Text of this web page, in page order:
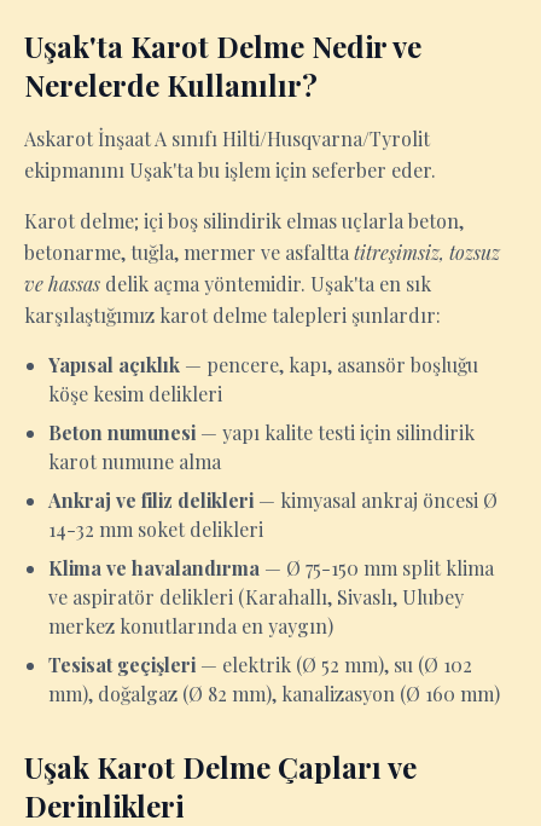
Uşak'ta Karot Delme Nedir ve
Nerelerde Kullanılır?
Askarot İnşaat A sınıfı Hilti/Husqvarna/Tyrolit
ekipmanını Uşak'ta bu işlem için seferber eder.
Karot delme; içi boş silindirik elmas uçlarla beton,
betonarme, tuğla, mermer ve asfaltta titreşimsiz, tozsuz
ve hassas delik açma yöntemidir. Uşak'ta en sık
karşılaştığımız karot delme talepleri şunlardır:
Yapısal açıklık — pencere, kapı, asansör boşluğu
köşe kesim delikleri
Beton numunesi — yapı kalite testi için silindirik
karot numune alma
Ankraj ve filiz delikleri — kimyasal ankraj öncesi Ø
14-32 mm soket delikleri
Klima ve havalandırma — Ø 75-150 mm split klima
ve aspiratör delikleri (Karahallı, Sivaslı, Ulubey
merkez konutlarında en yaygın)
Tesisat geçişleri — elektrik (Ø 52 mm), su (Ø 102
mm), doğalgaz (Ø 82 mm), kanalizasyon (Ø 160 mm)
Uşak Karot Delme Çapları ve
Derinlikleri